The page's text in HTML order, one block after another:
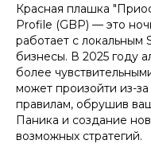
Красная плашка
Profile (GBP) — это
работает с локальным
бизнесы. В 2025 году
более
может произойти из-
правилам, обрушив
Паника и создание
возможных стратегий.